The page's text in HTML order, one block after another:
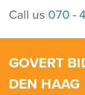
Call us 070 -
GOVERT
DEN HAAG